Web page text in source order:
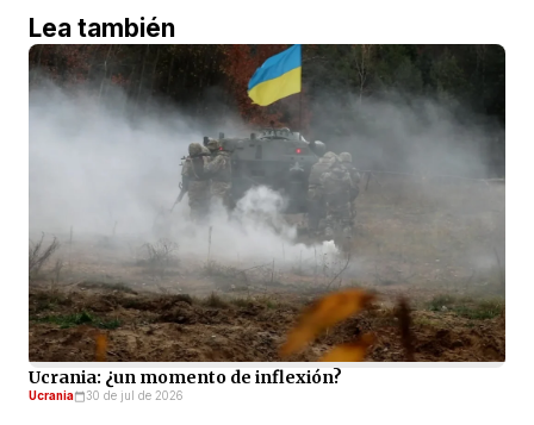
Lea también
Ucrania: ¿un momento de inflexión?
Ucrania 30 de jul de 2026